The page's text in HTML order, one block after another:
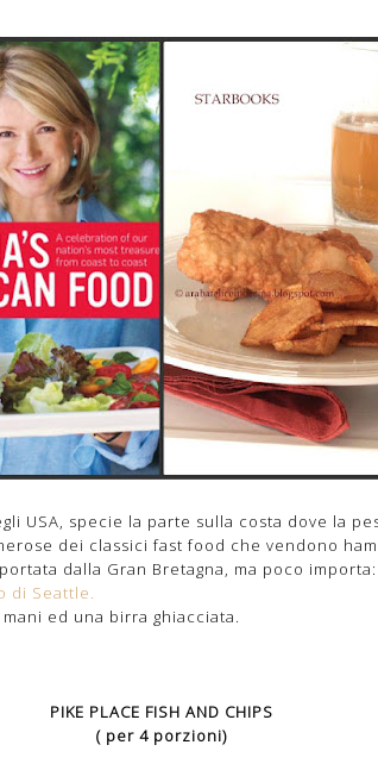
USA, specie la parte sulla costa dove la
dei classici fast food che vendono
dalla Gran Bretagna, ma poco
di Seattle.
ed una birra ghiacciata.
PIKE PLACE FISH AND CHIPS
( per 4 porzioni)